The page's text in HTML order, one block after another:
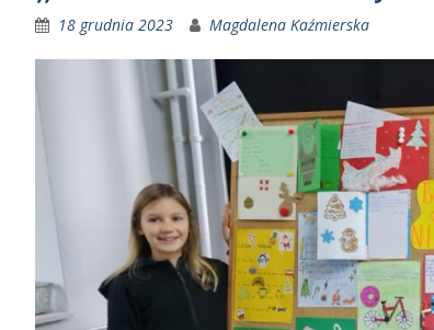
18 grudnia 2023 Magdalena Kaźmierska